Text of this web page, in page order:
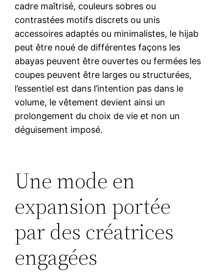
cadre maîtrisé, couleurs sobres ou
contrastées motifs discrets ou unis
accessoires adaptés ou minimalistes, le hijab
peut être noué de différentes façons les
abayas peuvent être ouvertes ou fermées les
coupes peuvent être larges ou structurées,
l’essentiel est dans l’intention pas dans le
volume, le vêtement devient ainsi un
prolongement du choix de vie et non un
déguisement imposé.
Une mode en
expansion portée
par des créatrices
engagées